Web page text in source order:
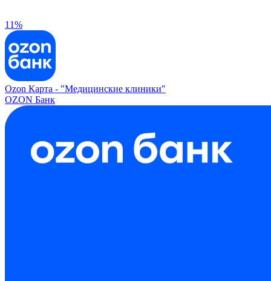
11%
Ozon Карта - "Медицинские клиники"
OZON Банк